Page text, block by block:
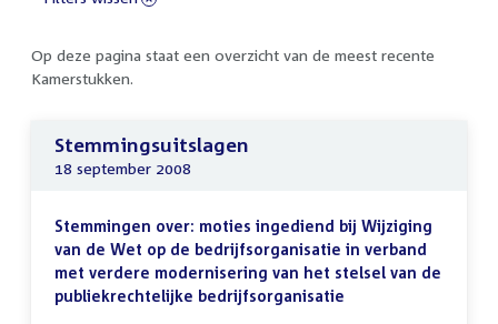
Op deze pagina staat een overzicht van de meest recente
Kamerstukken.
Stemmingsuitslagen
18 september 2008
Stemmingen over: moties ingediend bij Wijziging
van de Wet op de bedrijfsorganisatie in verband
met verdere modernisering van het stelsel van de
publiekrechtelijke bedrijfsorganisatie